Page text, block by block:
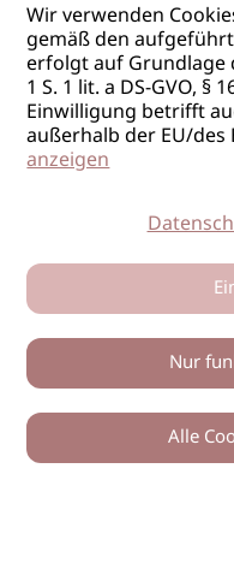
Wir verwenden
gemäß den
erfolgt auf Grundlage
1 S. 1 lit. a DS-GVO, §
Einwilligung betrifft
außerhalb der EU/des
anzeigen
Nur
Alle